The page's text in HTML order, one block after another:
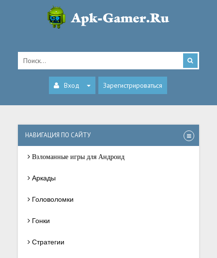
Вход Зарегистрироваться
НАВИГАЦИЯ ПО САЙТУ
Взломанные игры для Андроид
Аркады
Головоломки
Гонки
Стратегии